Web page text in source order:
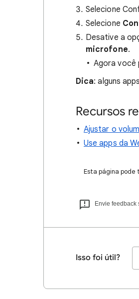
Selecione
Selecione
Desative a
microfone.
Agora você
Dica: alguns
Recursos
Ajustar o
Use apps da
Esta página pode
Envie feedback
Isso foi útil?